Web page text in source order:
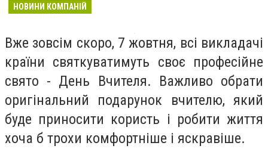
НОВИНИ КОМПАНІЙ
Вже зовсім скоро, 7 жовтня, всі викладачі
країни святкуватимуть своє професійне
свято - День Вчителя. Важливо обрати
оригінальний подарунок вчителю, який
буде приносити користь і робити життя
хоча б трохи комфортніше і яскравіше.